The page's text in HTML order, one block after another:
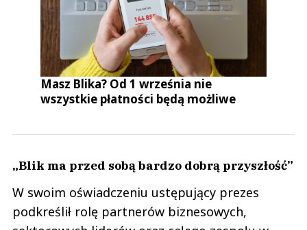
Masz Blika? Od 1 września nie
wszystkie płatności będą możliwe
„Blik ma przed sobą bardzo dobrą przyszłość”
W swoim oświadczeniu ustępujący prezes
podkreślił rolę partnerów biznesowych,